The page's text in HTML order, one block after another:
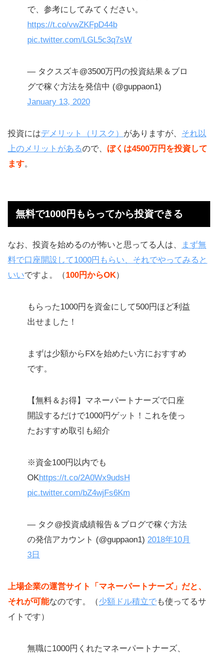
で、参考にしてみてください。
https://t.co/vwZKFpD44b
pic.twitter.com/LGL5c3q7sW
— タクスズキ@3500万円の投資結果＆ブロ
グで稼ぐ方法を発信中 (@guppaon1)
January 13, 2020
投資にはデメリット（リスク） がありますが、 それ以
上のメリットがあるので、 ぼくは4500万円を投資して
ます。
無料で1000円もらってから投資できる
なお、投資を始めるのが怖いと思ってる人は、
まず無
料で口座開設して1000円もらい、それでやってみると
いいですよ。（100円からOK）
もらった1000円を資金にして500円ほど利益
出せました！
まずは少額からFXを始めたい方におすすめ
です。
【無料＆お得】マネーパートナーズで口座
開設するだけで1000円ゲット！これを使っ
たおすすめ取引も紹介
※資金100円以内でも
OKhttps://t.co/2A0Wx9udsH
pic.twitter.com/bZ4wjFs6Km
— タク@投資成績報告＆ブログで稼ぐ方法
の発信アカウント (@guppaon1) 2018年10月
3日
上場企業の運営サイト「マネーパートナーズ」だと、
それが可能なのです。（少額ドル積立でも使ってるサ
イトです）
無職に1000円くれたマネーパートナーズ、